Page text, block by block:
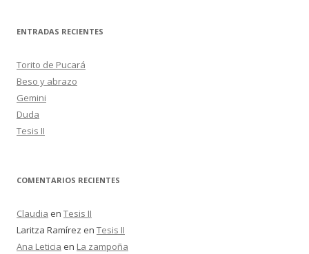
c
r
:
ENTRADAS RECIENTES
Torito de Pucará
Beso y abrazo
Gemini
Duda
Tesis II
COMENTARIOS RECIENTES
Claudia en Tesis II
Laritza Ramírez en Tesis II
Ana Leticia en La zampoña